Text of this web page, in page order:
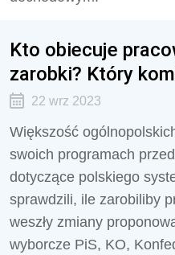
Kto obiecuje
zarobki? Który
22 wrz 2023
Większość
swoich programach
dotyczące polskiego
sprawdzili, ile zarobiliby
weszły zmiany
wyborcze PiS, KO,